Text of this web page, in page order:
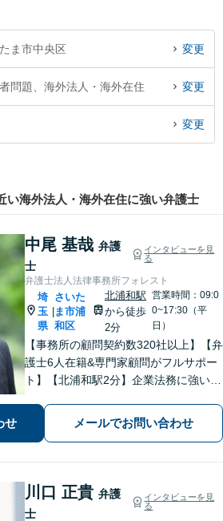
日祝・夜間対応◎】
ま市中央区 変更
問題、海外法人・海外在住 変更
変更
い海外法人・海外在住に強い弁護士
中尾 基哉 弁護
士
インタビューを見
る
弁護士法人法律事務所フォレスト
埼
玉
県
さいた
ま市浦
和区
北浦和駅
から徒歩
2分
営業時間：09:0
0~17:30（平
日）
【事務所の顧問契約数320社以上】【弁
護士6人在籍&専門家顧問がフルサポー
ト】【北浦和駅2分】企業法務に強い弁
動産などに対応します。中小企業さ
ま、個人事業主さまからのご相談に注
せ メールでお問い合わせ
川口 正貴 弁護
士
インタビューを見
る